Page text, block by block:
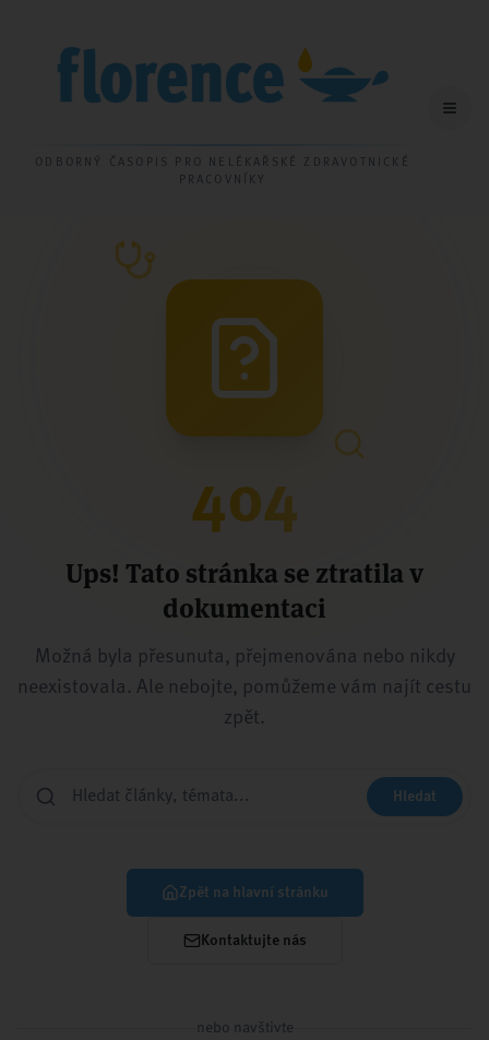
ODBORNÝ ČASOPIS PRO NELÉKAŘSKÉ ZDRAVOTNICKÉ
PRACOVNÍKY
404
Ups! Tato stránka se ztratila v
dokumentaci
Možná byla přesunuta, přejmenována nebo nikdy
neexistovala. Ale nebojte, pomůžeme vám najít cestu
zpět.
Hledat
Zpět na hlavní stránku
Kontaktujte nás
nebo navštivte